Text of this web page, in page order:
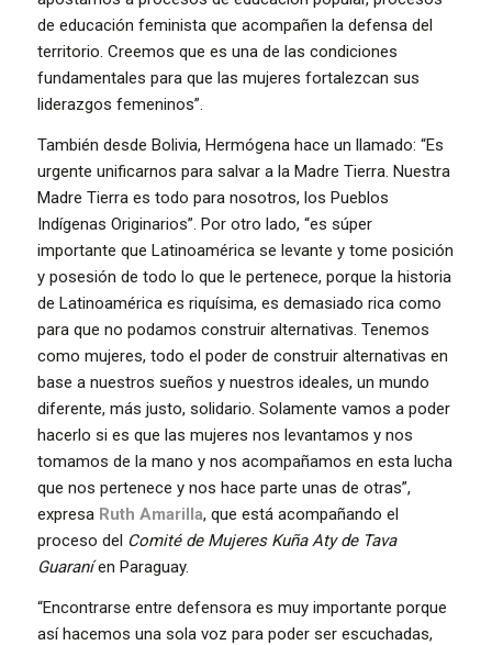
de educación feminista que acompañen la defensa del
territorio. Creemos que es una de las condiciones
fundamentales para que las mujeres fortalezcan sus
liderazgos femeninos”.
También desde Bolivia, Hermógena hace un llamado: “Es
urgente unificarnos para salvar a la Madre Tierra. Nuestra
Madre Tierra es todo para nosotros, los Pueblos
Indígenas Originarios”. Por otro lado, “es súper
importante que Latinoamérica se levante y tome posición
y posesión de todo lo que le pertenece, porque la historia
de Latinoamérica es riquísima, es demasiado rica como
para que no podamos construir alternativas. Tenemos
como mujeres, todo el poder de construir alternativas en
base a nuestros sueños y nuestros ideales, un mundo
diferente, más justo, solidario. Solamente vamos a poder
hacerlo si es que las mujeres nos levantamos y nos
tomamos de la mano y nos acompañamos en esta lucha
que nos pertenece y nos hace parte unas de otras”,
expresa Ruth Amarilla, que está acompañando el
proceso del Comité de Mujeres Kuña Aty de Tava
Guaraníen Paraguay.
“Encontrarse entre defensora es muy importante porque
así hacemos una sola voz para poder ser escuchadas,